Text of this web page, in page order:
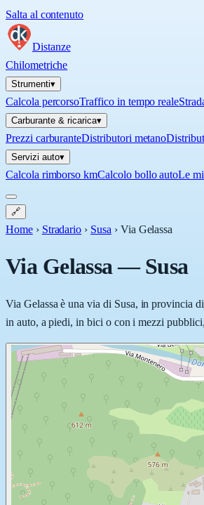
Salta al contenuto
Distanze
Chilometriche
Strumenti▾
Calcola percorsoTraffico in tempo reale
Carburante & ricarica▾
Prezzi carburanteDistributori metano
Servizi auto▾
Calcola rimborso kmCalcolo bollo autoLe
🔗
Home › Stradario › Susa › Via Gelassa
Via Gelassa—Susa
Via Gelassa è una via di Susa, in provincia
in auto, a piedi, in bici o con i mezzi